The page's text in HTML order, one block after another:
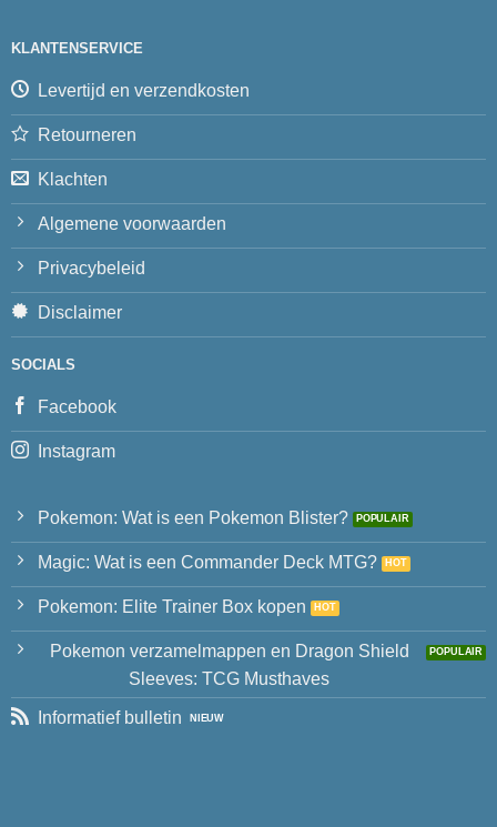
KLANTENSERVICE
Levertijd en verzendkosten
Retourneren
Klachten
Algemene voorwaarden
Privacybeleid
Disclaimer
SOCIALS
Facebook
Instagram
Pokemon: Wat is een Pokemon Blister?
Magic: Wat is een Commander Deck MTG?
Pokemon: Elite Trainer Box kopen
Pokemon verzamelmappen en Dragon Shield
Sleeves: TCG Musthaves
Informatief bulletin